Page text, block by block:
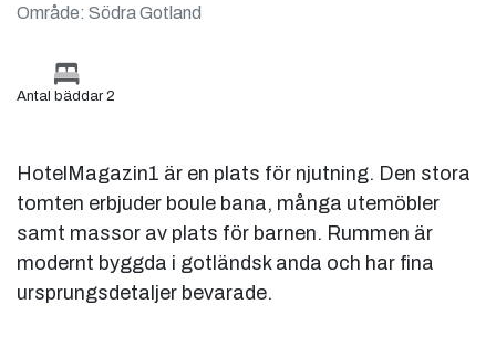
Område: Södra Gotland
Antal bäddar 2
HotelMagazin1 är en plats för njutning. Den stora
tomten erbjuder boule bana, många utemöbler
samt massor av plats för barnen. Rummen är
modernt byggda i gotländsk anda och har fina
ursprungsdetaljer bevarade.